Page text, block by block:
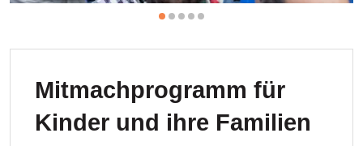
Mitmachprogramm für
Kinder und ihre Familien